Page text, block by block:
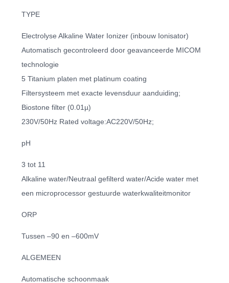
TYPE
Electrolyse Alkaline Water Ionizer (inbouw Ionisator)
Automatisch gecontroleerd door geavanceerde MICOM
technologie
5 Titanium platen met platinum coating
Filtersysteem met exacte levensduur aanduiding;
Biostone filter (0.01µ)
230V/50Hz Rated voltage:AC220V/50Hz;
pH
3 tot 11
Alkaline water/Neutraal gefilterd water/Acide water met
een microprocessor gestuurde waterkwaliteitmonitor
ORP
Tussen –90 en –600mV
ALGEMEEN
Automatische schoonmaak